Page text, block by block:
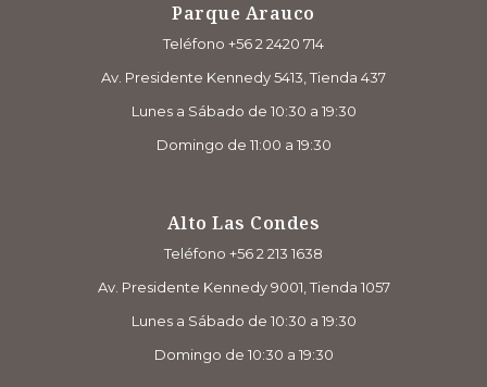
Parque Arauco
Teléfono +56 2 2420 714
Av. Presidente Kennedy 5413, Tienda 437
Lunes a Sábado de 10:30 a 19:30
Domingo de 11:00 a 19:30
Alto Las Condes
Teléfono +56 2 213 1638
Av. Presidente Kennedy 9001, Tienda 1057
Lunes a Sábado de 10:30 a 19:30
Domingo de 10:30 a 19:30